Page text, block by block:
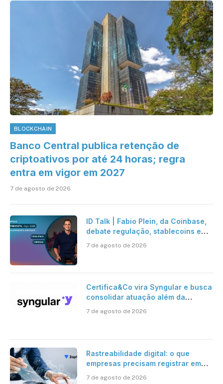
BLOCKCHAIN
Banco Central publica retenção de
criptoativos por até 24 horas; regra
entra em vigor em 2027
7 de agosto de 2026
ID Talk | Fabio Plein, da Coinbase,
debate regulação, stablecoins e
7 de agosto de 2026
Certifica&Co vira Syngular e busca
consolidar atuação além da
certificação digital
7 de agosto de 2026
Rastreabilidade digital: o que
empresas precisam registrar em
jornadas digitais?
7 de agosto de 2026